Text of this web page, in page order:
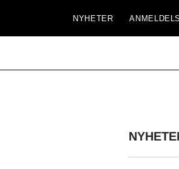
NYHETER